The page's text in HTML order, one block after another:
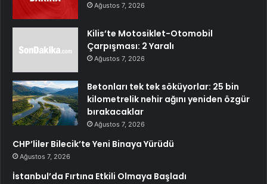
Ağustos 7, 2026
Kilis’te Motosiklet-Otomobil
Çarpışması: 2 Yaralı
Ağustos 7, 2026
Betonları tek tek söküyorlar: 25 bin
kilometrelik nehir ağını yeniden özgür
bırakacaklar
Ağustos 7, 2026
CHP’liler Bilecik’te Yeni Binaya Yürüdü
Ağustos 7, 2026
İstanbul’da Fırtına Etkili Olmaya Başladı